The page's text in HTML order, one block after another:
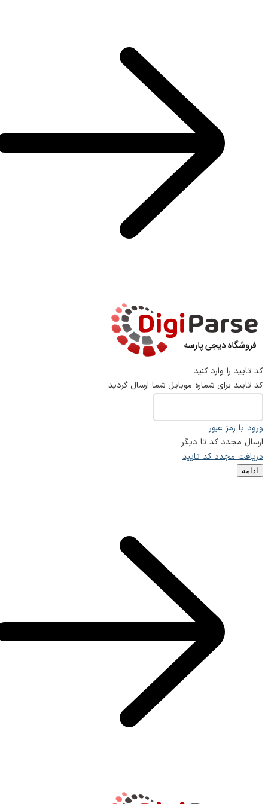
کد تایید را وارد کنید
کد تایید برای شماره موبایل شما ارسال گردید
ورود با رمز عبور
ارسال مجدد کد تا دیگر
دریافت مجدد کد تایید
ادامه